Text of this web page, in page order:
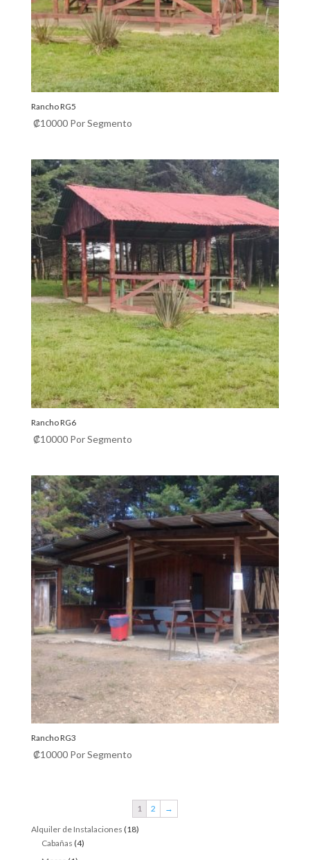
Rancho RG5
₡10000Por Segmento
Rancho RG6
₡10000Por Segmento
Rancho RG3
₡10000Por Segmento
1 2
→
Alquiler de Instalaciones 1818
Cabañas 44